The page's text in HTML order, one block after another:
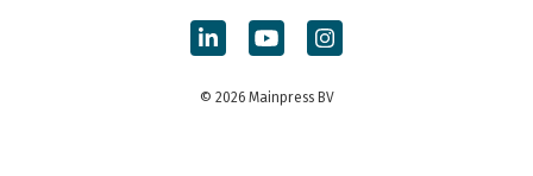
© 2026 Mainpress BV